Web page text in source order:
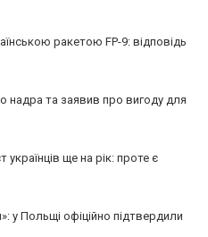
ракетою FP-9: відповідь
надра та заявив про вигоду для
ще на рік: проте є
у Польщі офіційно підтвердили